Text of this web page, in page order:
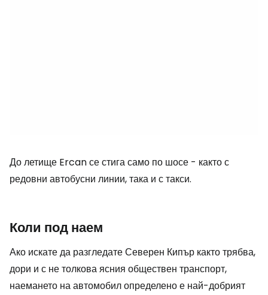
До летище Ercan се стига само по шосе - както с
редовни автобусни линии, така и с такси.
Коли под наем
Ако искате да разгледате Северен Кипър както трябва,
дори и с не толкова ясния обществен транспорт,
наемането на автомобил определено е най-добрият